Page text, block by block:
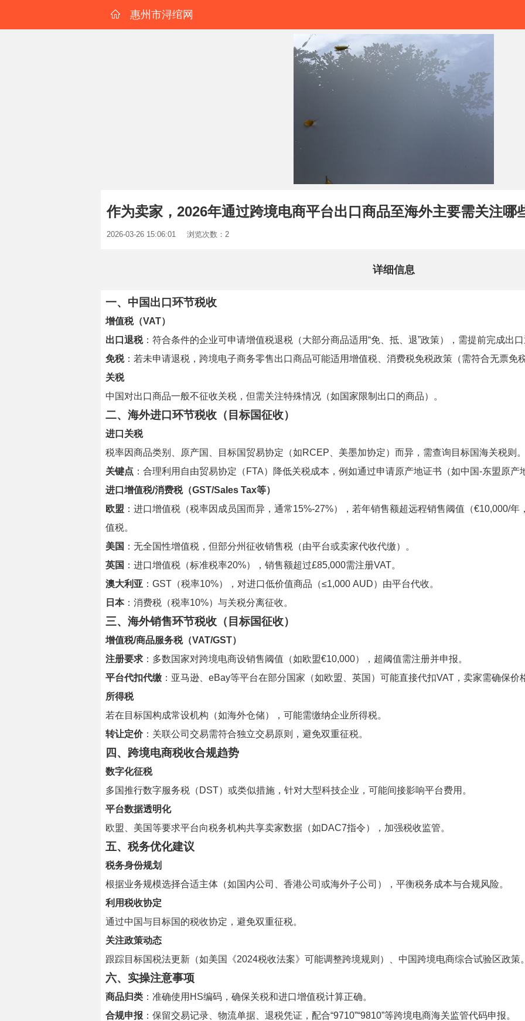
惠州市浔绾网
作为卖家，2026年通过跨境电商平台出口商品至海外主要需关注哪
2026-03-26 15:06:01 浏览次数：2
详细信息
一、 中国出口环节税收
增值税（VAT）
出口退税：符合条件的企业可申请增值税退税（大部分商品适用“免、抵、退”政策），需提前完成出
免税：若未申请退税，跨境电子商务零售出口商品可能适用增值税、消费税免税政策（需符合无票免
关税
中国对出口商品一般不征收关税，但需关注特殊情况（如国家限制出口的商品）。
二、 海外进口环节税收（目标国征收）
进口关税
税率因商品类别、原产国、目标国贸易协定（如RCEP、美墨加协定）而异，需查询目标国海关税则
关键点 ：合理利用自由贸易协定（FTA）降低关税成本，例如通过申请原产地证书（如中国-东盟原产
进口增值税/消费税（GST/Sales Tax等）
欧盟 ：进口增值税（税率因成员国而异，通常15%-27%），若年销售额超远程销售阈值（€10,000/
值税。
美国 ：无全国性增值税，但部分州征收销售税（由平台或卖家代收代缴）。
英国 ：进口增值税（标准税率20%），销售额超过£85,000需注册VAT。
澳大利亚 ：GST（税率10%），对进口低价值商品（≤1,000 AUD）由平台代收。
日本：消费税（税率10%）与关税分离征收。
三、 海外销售环节税收（目标国征收）
增值税/商品服务税（VAT/GST）
注册要求 ：多数国家对跨境电商设销售阈值（如欧盟€10,000），超阈值需注册并申报。
平台代扣代缴 ：亚马逊、eBay等平台在部分国家（如欧盟、英国）可能直接代扣VAT，卖家需确保价
所得税
若在目标国构成常设机构（如海外仓储），可能需缴纳企业所得税。
转让定价：关联公司交易需符合独立交易原则，避免双重征税。
四、 跨境电商税收合规趋势
数字化征税
多国推行数字服务税（DST）或类似措施，针对大型科技企业，可能间接影响平台费用。
平台数据透明化
欧盟、美国等要求平台向税务机构共享卖家数据（如DAC7指令），加强税收监管。
五、 税务优化建议
税务身份规划
根据业务规模选择合适主体（如国内公司、香港公司或海外子公司），平衡税务成本与合规风险。
利用税收协定
通过中国与目标国的税收协定，避免双重征税。
关注政策动态
跟踪目标国税法更新（如美国《2024税收法案》可能调整跨境规则）、中国跨境电商综合试验区政策
六、 实操注意事项
商品归类 ：准确使用HS编码，确保关税和进口增值税计算正确。
合规申报 ：保留交易记录、物流单据、退税凭证，配合“9710”“9810”等跨境电商海关监管代码申报。